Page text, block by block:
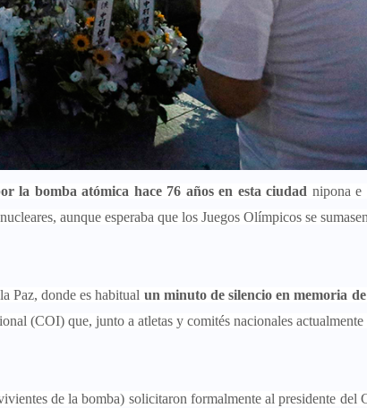
la bomba atómica hace 76 años en esta ciudad nipona e
aunque esperaba que los Juegos Olímpicos se
Paz, donde es habitual un minuto de silencio en memoria
(COI) que, junto a atletas y comités nacionales actualmente
de la bomba) solicitaron formalmente al presidente del